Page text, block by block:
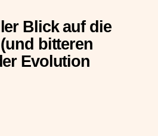
Blick auf die
bitteren
Evolution